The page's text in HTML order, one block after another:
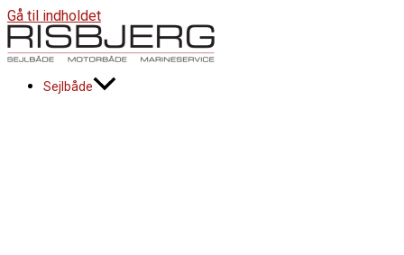
Gå til indholdet
Sejlbåde